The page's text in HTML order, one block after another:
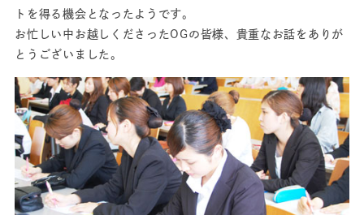
トを得る機会となったようです。
お忙しい中お越しくださったOGの皆様、貴重なお話をありが
とうございました。